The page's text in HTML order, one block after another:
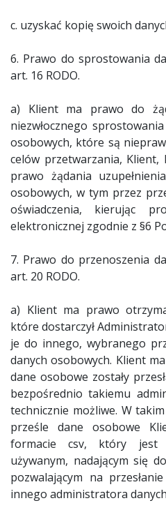
c. uzyskać kopię swoich
6. Prawo do sprostowania
art. 16 RODO.
a) Klient ma prawo do
niezwłocznego
osobowych, które są
celów przetwarzania,
prawo żądania
osobowych, w tym przez
oświadczenia, kierując
elektronicznej zgodnie z §6
7. Prawo do przenoszenia
art. 20 RODO.
a) Klient ma prawo
które dostarczył
je do innego, wybranego
danych osobowych. Klient
dane osobowe zostały
bezpośrednio takiemu
technicznie możliwe. W
prześle dane osobowe
formacie csv, który jest
używanym, nadającym się
pozwalającym na
innego administratora